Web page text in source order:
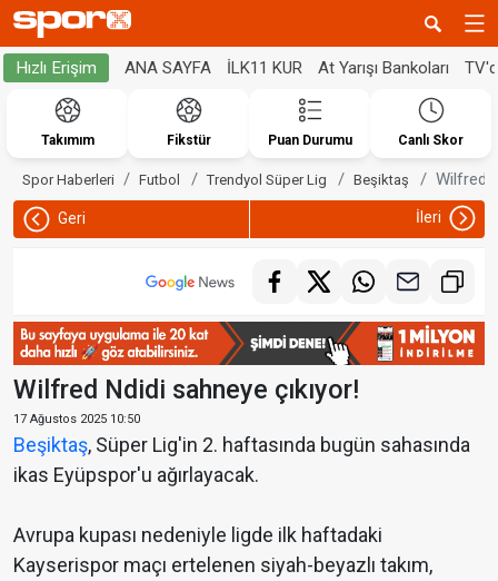
Hızlı Erişim ANA SAYFA İLK11 KUR At Yarışı Bankoları
Takımım Fikstür Puan Durumu Canlı Skor
Spor Haberleri Futbol Trendyol Süper Lig Beşiktaş Wilfred
Geri İleri
Wilfred Ndidi sahneye çıkıyor!
17 Ağustos 2025 10:50
Beşiktaş, Süper Lig'in 2. haftasında bugün sahasında
ikas Eyüpspor'u ağırlayacak.
Avrupa kupası nedeniyle ligde ilk haftadaki
Kayserispor maçı ertelenen siyah-beyazlı takım,